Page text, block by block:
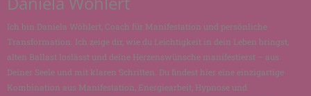
Ich bin Daniela Wöhlert, Coach für Manifestation und persönliche
Transformation. Ich zeige dir, wie du Leichtigkeit in dein Leben bringst,
alten Ballast loslässt und deine Herzenswünsche manifestierst – aus
Deiner Seele und mit klaren Schritten. Du findest hier eine einzigartige
Kombination aus Manifestation, Energiearbeit, Hypnose und